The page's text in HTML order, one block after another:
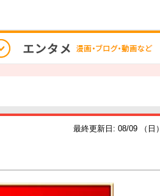
最終更新日: 08/09 （日）